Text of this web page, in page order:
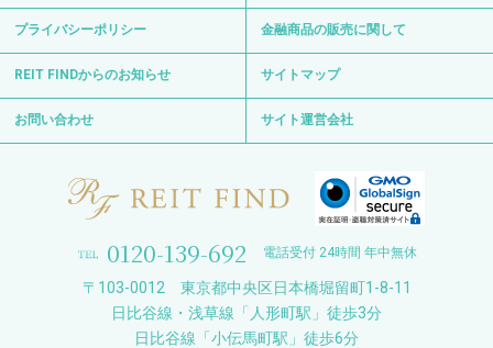
プライバシーポリシー 金融商品の販売に関して
REIT FINDからのお知らせ サイトマップ
お問い合わせ サイト運営会社
0120-139-692 電話受付 24時間 年中無休
〒103-0012 東京都中央区日本橋堀留町1-8-11
日比谷線・浅草線「人形町駅」徒歩3分
日比谷線「小伝馬町駅」徒歩6分